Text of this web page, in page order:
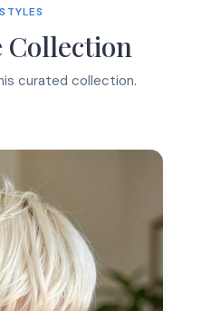
Collection
curated collection.